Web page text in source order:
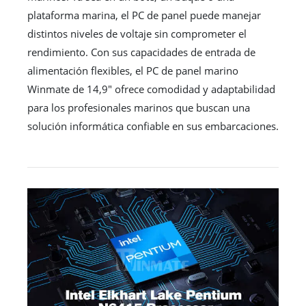
plataforma marina, el PC de panel puede manejar
distintos niveles de voltaje sin comprometer el
rendimiento. Con sus capacidades de entrada de
alimentación flexibles, el PC de panel marino
Winmate de 14,9" ofrece comodidad y adaptabilidad
para los profesionales marinos que buscan una
solución informática confiable en sus embarcaciones.